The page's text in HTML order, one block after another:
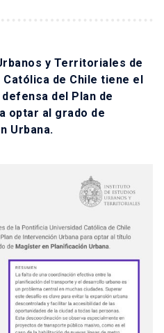
y Territoriales de
de Chile tiene el
del Plan de
optar al grado de
Urbana.